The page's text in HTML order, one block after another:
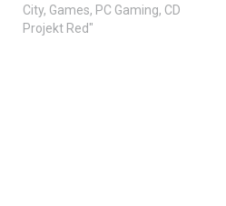
City, Games, PC Gaming, CD
Projekt Red"